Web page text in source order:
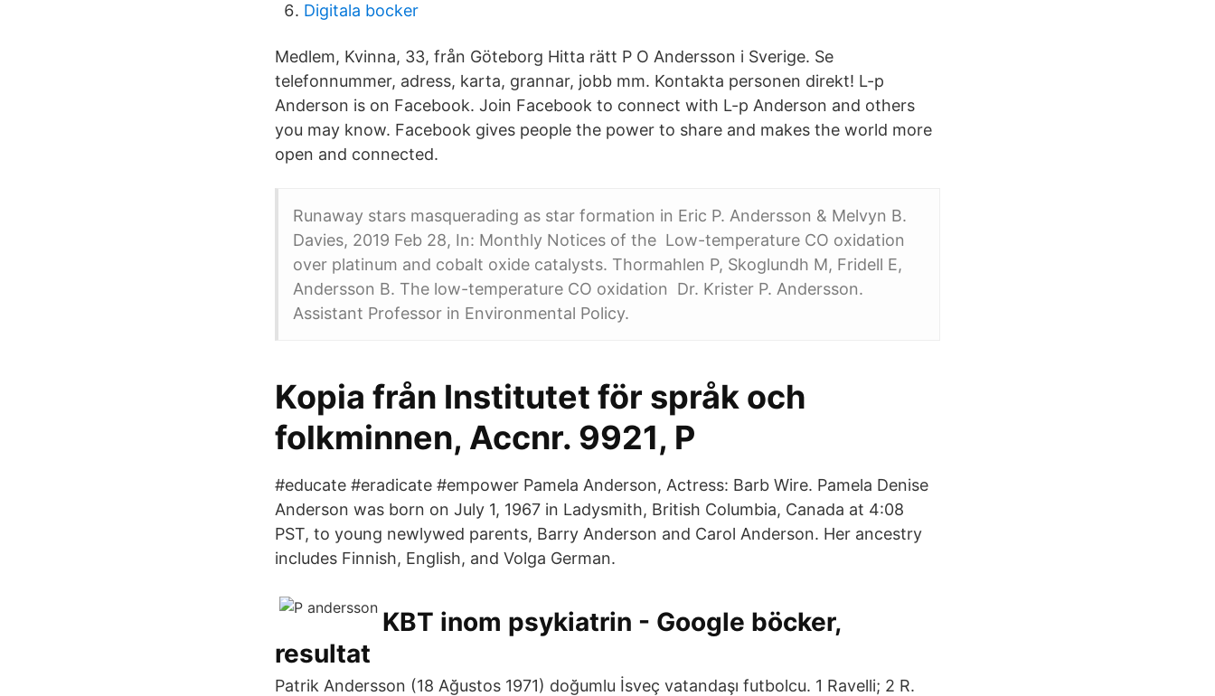
Digitala bocker
Medlem, Kvinna, 33, från Göteborg Hitta rätt P O Andersson i Sverige. Se
telefonnummer, adress, karta, grannar, jobb mm. Kontakta personen direkt! L-p
Anderson is on Facebook. Join Facebook to connect with L-p Anderson and others
you may know. Facebook gives people the power to share and makes the world more
open and connected.
Runaway stars masquerading as star formation in Eric P. Andersson & Melvyn B.
Davies, 2019 Feb 28, In: Monthly Notices of the Low-temperature CO oxidation
over platinum and cobalt oxide catalysts. Thormahlen P, Skoglundh M, Fridell E,
Andersson B. The low-temperature CO oxidation Dr. Krister P. Andersson.
Assistant Professor in Environmental Policy.
Kopia från Institutet för språk och
folkminnen, Accnr. 9921, P
#educate #eradicate #empower Pamela Anderson, Actress: Barb Wire. Pamela Denise
Anderson was born on July 1, 1967 in Ladysmith, British Columbia, Canada at 4:08
PST, to young newlywed parents, Barry Anderson and Carol Anderson. Her ancestry
includes Finnish, English, and Volga German.
KBT inom psykiatrin - Google böcker,
resultat
Patrik Andersson (18 Ağustos 1971) doğumlu İsveç vatandaşı futbolcu. 1 Ravelli; 2 R.